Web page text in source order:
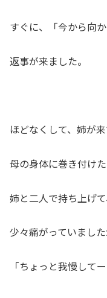
すぐに、「今から向か
返事が来ました。
ほどなくして、姉が来
母の身体に巻き付けた
姉と二人で持ち上げて
少々痛がっていました
「ちょっと我慢して